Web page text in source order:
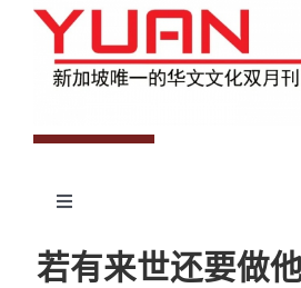
Toggle
专题
若有来世还要做